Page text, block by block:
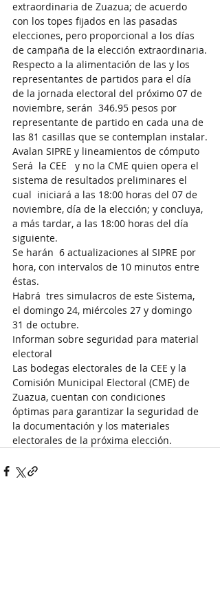
extraordinaria de Zuazua; de acuerdo
con los topes fijados en las pasadas
elecciones, pero proporcional a los días
de campaña de la elección extraordinaria.
Respecto a la alimentación de las y los
representantes de partidos para el día
de la jornada electoral del próximo 07 de
noviembre, serán  346.95 pesos por
representante de partido en cada una de
las 81 casillas que se contemplan instalar.
Avalan SIPRE y lineamientos de cómputo
Será  la CEE   y no la CME quien opera el
sistema de resultados preliminares el
cual  iniciará a las 18:00 horas del 07 de
noviembre, día de la elección; y concluya,
a más tardar, a las 18:00 horas del día
siguiente.
Se harán  6 actualizaciones al SIPRE por
hora, con intervalos de 10 minutos entre
éstas.
Habrá  tres simulacros de este Sistema,
el domingo 24, miércoles 27 y domingo
31 de octubre.
Informan sobre seguridad para material
electoral
Las bodegas electorales de la CEE y la
Comisión Municipal Electoral (CME) de
Zuazua, cuentan con condiciones
óptimas para garantizar la seguridad de
la documentación y los materiales
electorales de la próxima elección.